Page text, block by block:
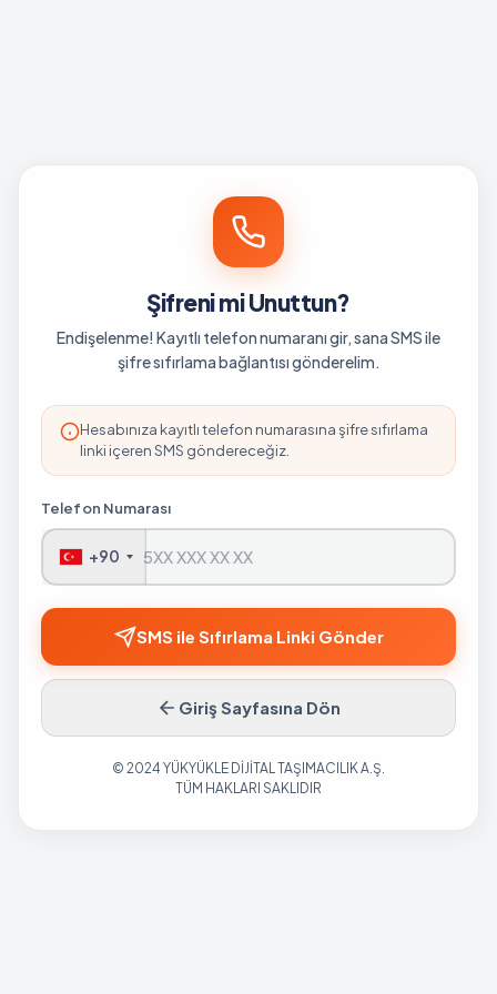
Şifreni mi Unuttun?
Endişelenme! Kayıtlı telefon numaranı gir, sana SMS ile
şifre sıfırlama bağlantısı gönderelim.
Hesabınıza kayıtlı telefon numarasına şifre sıfırlama
linki içeren SMS göndereceğiz.
Telefon Numarası
+90
SMS ile Sıfırlama Linki Gönder
Giriş Sayfasına Dön
© 2024 YÜKYÜKLE DİJİTAL TAŞIMACILIK A.Ş.
TÜM HAKLARI SAKLIDIR